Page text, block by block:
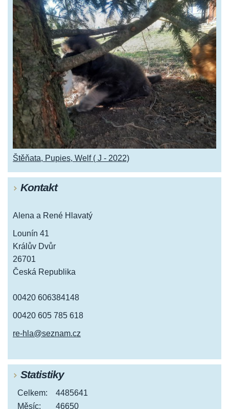
Štěňata, Pupies, Welf ( J - 2022)
Kontakt
Alena a René Hlavatý
Lounín 41
Králův Dvůr
26701
Česká Republika
00420 606384148
00420 605 785 618
re-hla@seznam.cz
Statistiky
Celkem:
4485641
Měsíc:
46650